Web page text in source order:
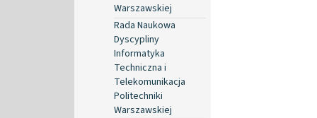
Warszawskiej
Rada Naukowa
Dyscypliny
Informatyka
Techniczna i
Telekomunikacja
Politechniki
Warszawskiej